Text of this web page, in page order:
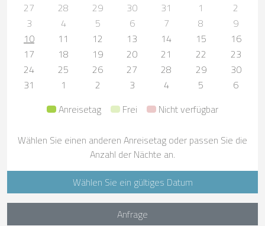
27
28 29 30 31 1
2
3
4 5 6 7 8
9
10
11 12 13 14 15
16
17
18 19 20 21 22
23
24
25 26 27 28 29
30
31
1 2 3 4 5
6
Anreisetag
Frei Nicht verfügbar
Wählen Sie einen anderen Anreisetag oder passen Sie die
Anzahl der Nächte an.
Wählen Sie ein gültiges Datum
Anfrage